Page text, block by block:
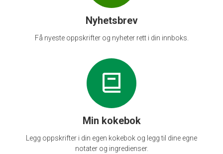
Nyhetsbrev
Få nyeste oppskrifter og nyheter rett i din innboks.
Min kokebok
Legg oppskrifter i din egen kokebok og legg til dine egne
notater og ingredienser.